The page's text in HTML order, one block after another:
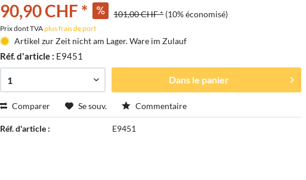
90,90 CHF * 101,00 CHF * (10% économisé)
Prix dont TVAplus frais de port
Artikel zur Zeit nicht am Lager. Ware im Zulauf
Réf. d'article : E9451
Dans le panier
Comparer Se souv. Commentaire
Réf. d'article : E9451